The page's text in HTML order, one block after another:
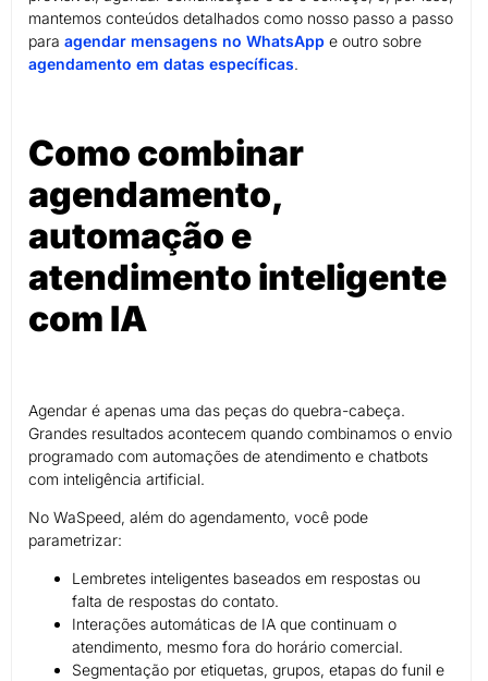
mantemos conteúdos detalhados como nosso passo a passo
para agendar mensagens no WhatsApp e outro sobre
agendamento em datas específicas.
Como combinar
agendamento,
automação e
atendimento inteligente
com IA
Agendar é apenas uma das peças do quebra-cabeça.
Grandes resultados acontecem quando combinamos o envio
programado com automações de atendimento e chatbots
com inteligência artificial.
No WaSpeed, além do agendamento, você pode
parametrizar:
Lembretes inteligentes baseados em respostas ou
falta de respostas do contato.
Interações automáticas de IA que continuam o
atendimento, mesmo fora do horário comercial.
Segmentação por etiquetas, grupos, etapas do funil e